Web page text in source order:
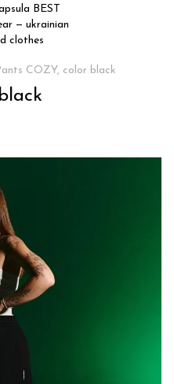
COZY, color black